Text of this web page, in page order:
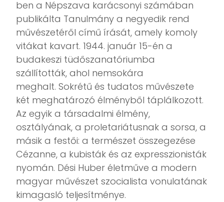
ben a Népszava karácsonyi számában
publikálta Tanulmány a negyedik rend
művészetéről című írását, amely komoly
vitákat kavart. 1944. január 15-én a
budakeszi tüdőszanatóriumba
szállították, ahol nemsokára
meghalt. Sokrétű és tudatos művészete
két meghatározó élményből táplálkozott.
Az egyik a társadalmi élmény,
osztályának, a proletariátusnak a sorsa, a
másik a festői: a természet összegezése
Cézanne, a kubisták és az expresszionisták
nyomán. Dési Huber életműve a modern
magyar művészet szocialista vonulatának
kimagasló teljesítménye.